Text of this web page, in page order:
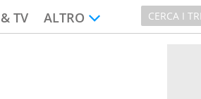
TV ALTRO